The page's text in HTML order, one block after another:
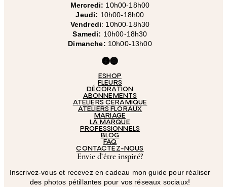
Mercredi: 10h00-18h00
Jeudi: 10h00-18h00
Vendredi: 10h00-18h30
Samedi: 10h00-18h30
Dimanche: 10h00-13h00
Facebook Instagram
ESHOP
FLEURS
DÉCORATION
ABONNEMENTS
ATELIERS CÉRAMIQUE
ATELIERS FLORAUX
MARIAGE
LA MARQUE
PROFESSIONNELS
BLOG
FAQ
CONTACTEZ-NOUS
Envie d’être inspiré?
Inscrivez-vous et recevez en cadeau mon guide pour réaliser
des photos pétillantes pour vos réseaux sociaux!